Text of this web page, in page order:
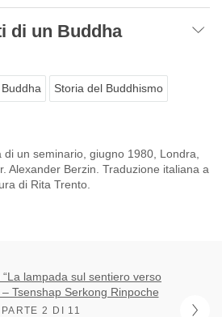
di un Buddha
Storia del Buddhismo
un seminario, giugno 1980, Londra,
Alexander Berzin. Traduzione italiana a
di Rita Trento.
lampada sul sentiero verso
– Tsenshap Serkong Rinpoche
PARTE 2 DI 11